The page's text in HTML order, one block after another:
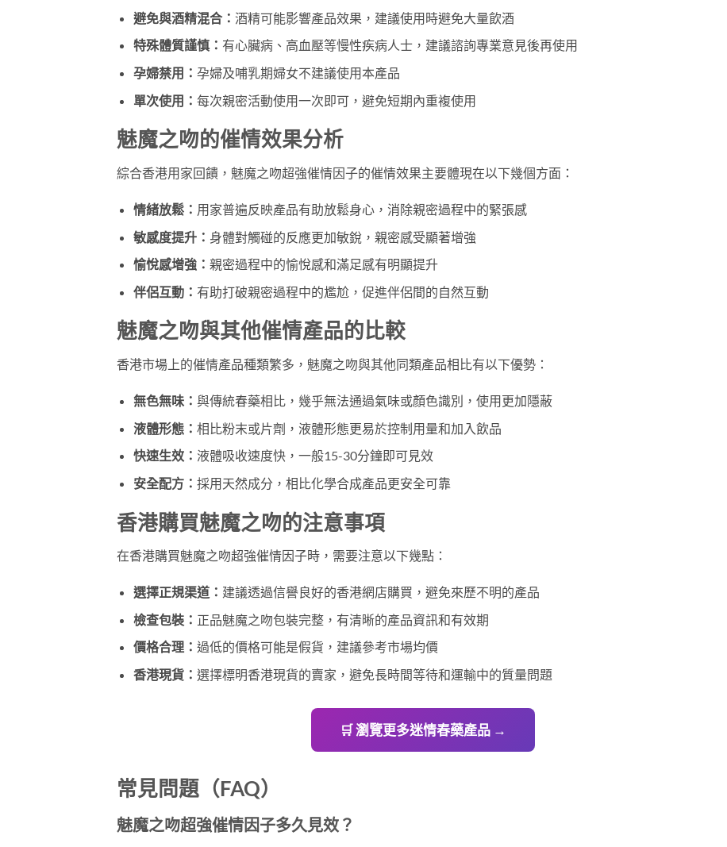
避免與酒精混合： 酒精可能影響產品效果，建議使用時避免大量飲酒
特殊體質謹慎： 有心臟病、高血壓等慢性疾病人士，建議諮詢專業意見後再使用
孕婦禁用： 孕婦及哺乳期婦女不建議使用本產品
單次使用： 每次親密活動使用一次即可，避免短期內重複使用
魅魔之吻的催情效果分析
綜合香港用家回饋，魅魔之吻超強催情因子的催情效果主要體現在以下幾個方面：
情緒放鬆： 用家普遍反映產品有助放鬆身心，消除親密過程中的緊張感
敏感度提升： 身體對觸碰的反應更加敏銳，親密感受顯著增強
愉悅感增強： 親密過程中的愉悅感和滿足感有明顯提升
伴侶互動： 有助打破親密過程中的尷尬，促進伴侶間的自然互動
魅魔之吻與其他催情產品的比較
香港市場上的催情產品種類繁多，魅魔之吻與其他同類產品相比有以下優勢：
無色無味： 與傳統春藥相比，幾乎無法通過氣味或顏色識別，使用更加隱蔽
液體形態： 相比粉末或片劑，液體形態更易於控制用量和加入飲品
快速生效： 液體吸收速度快，一般15-30分鐘即可見效
安全配方： 採用天然成分，相比化學合成產品更安全可靠
香港購買魅魔之吻的注意事項
在香港購買魅魔之吻超強催情因子時，需要注意以下幾點：
選擇正規渠道： 建議透過信譽良好的香港網店購買，避免來歷不明的產品
檢查包裝： 正品魅魔之吻包裝完整，有清晰的產品資訊和有效期
價格合理： 過低的價格可能是假貨，建議參考市場均價
香港現貨： 選擇標明香港現貨的賣家，避免長時間等待和運輸中的質量問題
🛒 瀏覽更多迷情春藥產品 →
常見問題（FAQ）
魅魔之吻超強催情因子多久見效？